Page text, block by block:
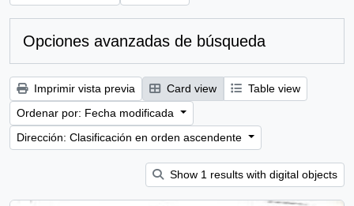
Opciones avanzadas de búsqueda
Imprimir vista previa Card view
Table view
Ordenar por: Fecha modificada
Dirección: Clasificación en orden ascendente
Show 1 results with digital objects